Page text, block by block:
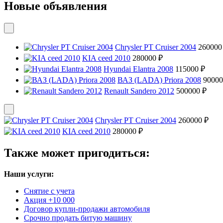
Новые объявления
Chrysler PT Cruiser 2004
KIA ceed 2010 280000 ₽
Hyundai Elantra 2008 115000 ₽
ВАЗ (LADA) Priora 2008
Renault Sandero 2012 500000 ₽
Chrysler PT Cruiser 2004 260000 ₽
KIA ceed 2010 280000 ₽
Также может пригодиться:
Наши услуги:
Снятие с учета
Акция +10 000
Договор купли-продажи автомобиля
Срочно продать битую машину